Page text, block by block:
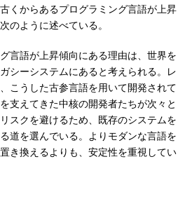
くからあるプログラミング言語が上昇
のように述べている。
言語が上昇傾向にある理由は、世界を
シーシステムにあると考えられる。レ
こうした古参言語を用いて開発されて
支えてきた中核の開発者たちが次々と
スクを避けるため、既存のシステムを
道を選んでいる。よりモダンな言語を
き換えるよりも、安定性を重視してい